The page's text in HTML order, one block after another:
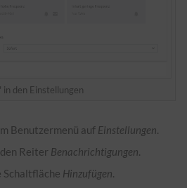
den Einstellungen
Benutzermenü auf Einstellungen.
Reiter Benachrichtigungen.
Schaltfläche Hinzufügen.